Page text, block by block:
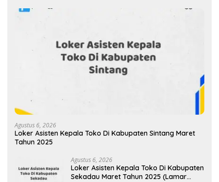
Agustus 6, 2026
Loker Asisten Kepala Toko Di Kabupaten Sintang Maret
Tahun 2025
Agustus 6, 2026
Loker Asisten Kepala Toko Di Kabupaten
Sekadau Maret Tahun 2025 (Lamar